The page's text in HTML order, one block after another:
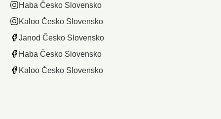
Haba Česko Slovensko
Kaloo Česko Slovensko
Janod Česko Slovensko
Haba Česko Slovensko
Kaloo Česko Slovensko